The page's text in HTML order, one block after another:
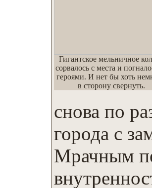
Гигантское мельничное
сорвалось с места и
героями. И нет бы хоть
в сторону свернуть.
снова по
города с
Мрачным